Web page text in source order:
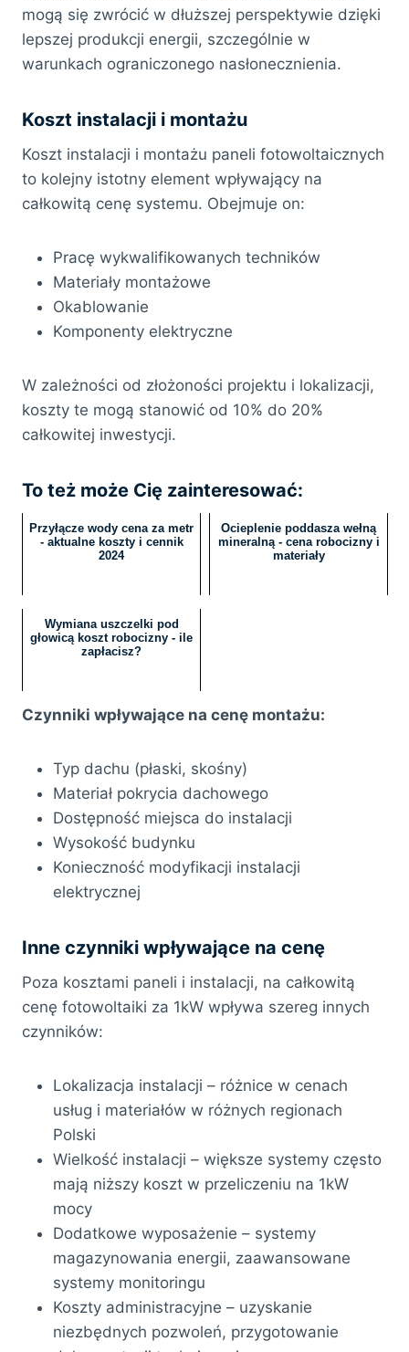
mogą się zwrócić w dłuższej perspektywie dzięki
lepszej produkcji energii, szczególnie w
warunkach ograniczonego nasłonecznienia.
Koszt instalacji i montażu
Koszt instalacji i montażu paneli fotowoltaicznych
to kolejny istotny element wpływający na
całkowitą cenę systemu. Obejmuje on:
Pracę wykwalifikowanych techników
Materiały montażowe
Okablowanie
Komponenty elektryczne
W zależności od złożoności projektu i lokalizacji,
koszty te mogą stanowić od 10% do 20%
całkowitej inwestycji.
To też może Cię zainteresować:
Przyłącze wody cena za metr
- aktualne koszty i cennik
2024
Ocieplenie poddasza wełną
mineralną - cena robocizny i
materiały
Wymiana uszczelki pod
głowicą koszt robocizny - ile
zapłacisz?
Czynniki wpływające na cenę montażu:
Typ dachu (płaski, skośny)
Materiał pokrycia dachowego
Dostępność miejsca do instalacji
Wysokość budynku
Konieczność modyfikacji instalacji
elektrycznej
Inne czynniki wpływające na cenę
Poza kosztami paneli i instalacji, na całkowitą
cenę fotowoltaiki za 1kW wpływa szereg innych
czynników:
Lokalizacja instalacji – różnice w cenach
usług i materiałów w różnych regionach
Polski
Wielkość instalacji – większe systemy często
mają niższy koszt w przeliczeniu na 1kW
mocy
Dodatkowe wyposażenie – systemy
magazynowania energii, zaawansowane
systemy monitoringu
Koszty administracyjne – uzyskanie
niezbędnych pozwoleń, przygotowanie